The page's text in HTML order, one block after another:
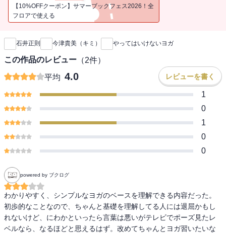
ねません。寝る前には体の緊張を緩めるポーズをやるべきなので
す。ヨガは体にやさしいイメージなのに、一歩間違えると、１）自
や肩など関節を傷める・ケガをする――といった逆効果に。この本
では、医師でインストラクターの著者が心身の健康、アンチエイジ
ング、運動不足解消という結果に直結する「正しくカンタンなヨ
【10%OFFクーポン】サマーブックフェス2026！全
フロアで使える
新刊通知
石井正則 今津貴美（キミ） やってはいけないヨガ
この作品のレビュー （2件）
平均 4.0 レビューを書く
1
0
1
0
0
powered by ブクログ
わかりやすく、シンプルなヨガのベースを理解できる内容だった。
初歩的なことなので、ちゃんと基礎を理解してる人には退屈かもし
れないけど、にわかといったら言葉は悪いがテレビでポーズ見たレ
ベルなら、なるほどと思えるはず。改めてちゃんとヨガ習いたいな